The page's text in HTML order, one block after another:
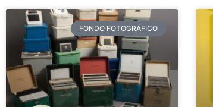
FONDO FOTOGRÁFICO